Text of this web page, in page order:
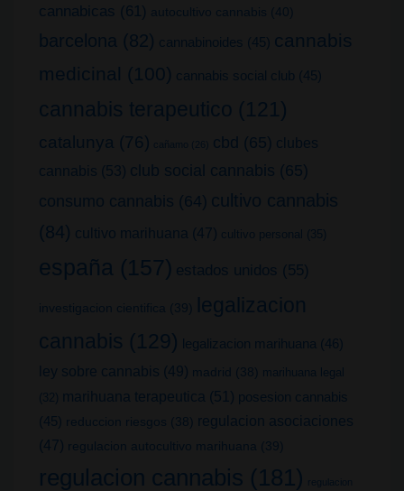
cannabicas (61) autocultivo cannabis (40)
barcelona (82) cannabinoides (45) cannabis
medicinal (100) cannabis social club (45)
cannabis terapeutico (121)
catalunya (76) cañamo (26) cbd (65) clubes
cannabis (53) club social cannabis (65)
consumo cannabis (64) cultivo cannabis
(84) cultivo marihuana (47) cultivo personal (35)
españa (157) estados unidos (55)
investigacion cientifica (39)
legalizacion
cannabis (129) legalizacion marihuana (46)
ley sobre cannabis (49) madrid (38)
marihuana legal
(32)
marihuana terapeutica (51) posesion cannabis
(45) reduccion riesgos (38)
regulacion asociaciones
(47) regulacion autocultivo marihuana (39)
regulacion cannabis (181) regulacion